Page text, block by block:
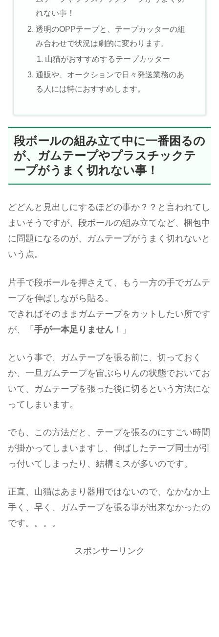
れない事！
透明のOPPテープと、テープカッターの組
み合わせで状況は劇的に変わります。
山猫がおすすめするテープカッター
通販や、オークションで日々発送業務のあ
る人には特におすすめします。
段ボールの組み立て中に一番困るの
が、ガムテープやプラスチックテ
ープがうまく切れない事！
どどんと見出しにするほどの事か？？と言われてし
まいそうですが、段ボールの組み立てなど、梱包中
に問題になるのが、ガムテープがうまく切れないと
いう点。
片手で段ボールを押さえて、もう一方の手でガムテ
ープを伸ばしながら貼る。
できればそのままガムテープをカットしたい所です
が、「 手が一本足りません ！」
という事で、ガムテープを張る前に、切っておく
か、一旦ガムテープを宙ぶらりんの状態でおいてお
いて、ガムテープを張った後に切るという方法にな
ってしまいます。
でも、この方法だと、テープを張るのにすごい時間
が掛かってしまいますし、伸ばしたテープ同士が引
っ付いてしまったり、結構ミスが多いのです。
正直、山猫はあまり器用ではないので、なかなか上
手く、早く、ガムテープを張る事が出来なかったの
です。。。。
スポンサーリンク